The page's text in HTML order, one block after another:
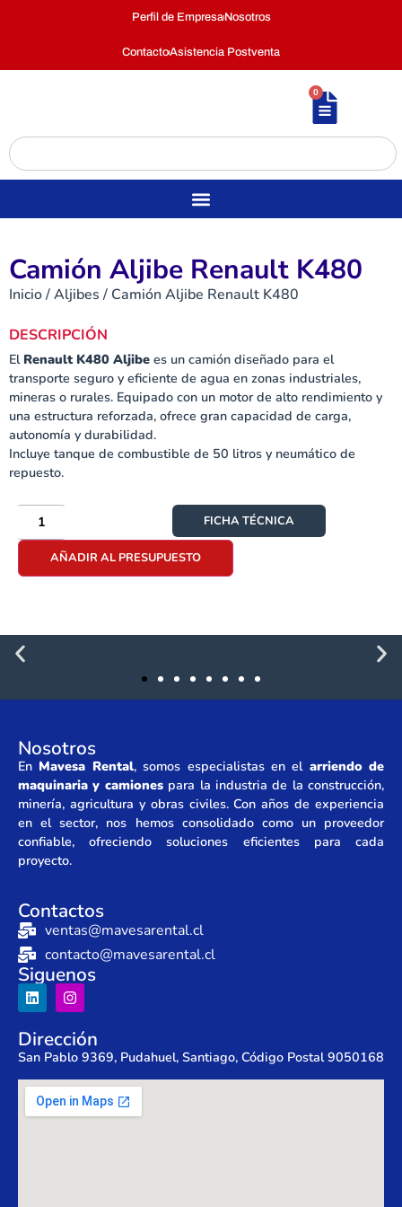
Perfil de EmpresaNosotros
ContactoAsistencia Postventa
0
Camión Aljibe Renault K480
Inicio/Aljibes / Camión Aljibe Renault K480
DESCRIPCIÓN
El Renault K480 Aljibe es un camión diseñado para el
transporte seguro y eficiente de agua en zonas industriales,
mineras o rurales. Equipado con un motor de alto rendimiento y
una estructura reforzada, ofrece gran capacidad de carga,
autonomía y durabilidad.
Incluye tanque de combustible de 50 litros y neumático de
repuesto.
AÑADIR AL PRESUPUESTO
FICHA TÉCNICA
Nosotros
En Mavesa Rental, somos especialistas en el arriendo de
maquinaria y camionespara la industria de la construcción,
minería, agricultura y obras civiles. Con años de experiencia
en el sector, nos hemos consolidado como un proveedor
confiable, ofreciendo soluciones eficientes para cada
proyecto.
Contactos
ventas@mavesarental.cl
contacto@mavesarental.cl
Siguenos
Dirección
San Pablo 9369, Pudahuel, Santiago, Código Postal 9050168